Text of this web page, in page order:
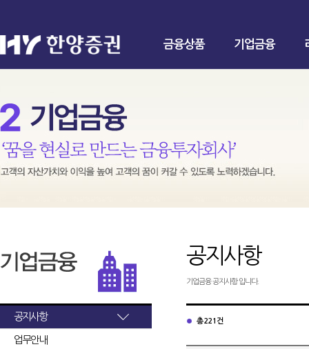
금융상품 기업금융
공지사항
업무안내
공지사항
기업금융 공지사항 입니다.
총 221건